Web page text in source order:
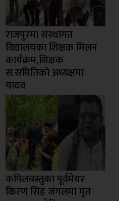
राजपुरमा संस्थागत
विद्यालयका शिक्षक मिलन
कार्यक्रम,शिक्षक
स.समितिको अध्यक्षमा
यादव
कपिलवस्तुका पूर्वमेयर
किरण सिंह जंगलमा मृत